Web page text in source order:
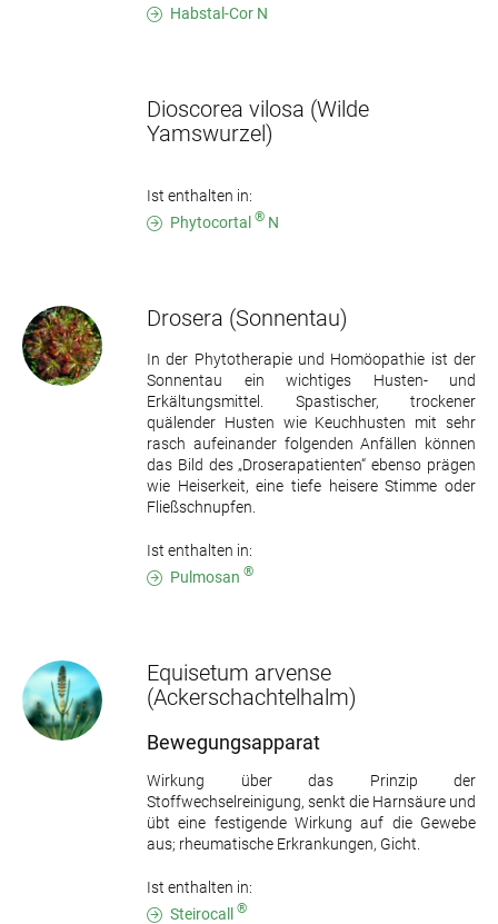
Habstal-Cor N
Dioscorea vilosa (Wilde
Yamswurzel)
Ist enthalten in:
Phytocortal ® N
Drosera (Sonnentau)
In der Phytotherapie und Homöopathie ist der
Sonnentau ein wichtiges Husten- und
Erkältungsmittel. Spastischer, trockener
quälender Husten wie Keuchhusten mit sehr
rasch aufeinander folgenden Anfällen können
das Bild des „Droserapatienten“ ebenso prägen
wie Heiserkeit, eine tiefe heisere Stimme oder
Fließschnupfen.
Ist enthalten in:
Pulmosan ®
Equisetum arvense
(Ackerschachtelhalm)
Bewegungsapparat
Wirkung über das Prinzip der
Stoffwechselreinigung, senkt die Harnsäure und
übt eine festigende Wirkung auf die Gewebe
aus; rheumatische Erkrankungen, Gicht.
Ist enthalten in:
Steirocall ®